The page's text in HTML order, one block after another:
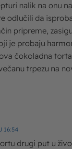
nalik na onu
odlučili da
pripreme,
je probaju
čokoladna
trpezu na
16:54
drugi put u